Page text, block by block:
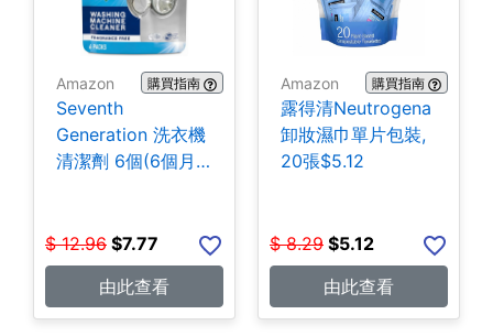
Amazon 購買指南
Seventh
Generation 洗衣機
清潔劑 6個(6個月
$ 12.96 $7.77
由此查看
Amazon 購買指南
露得清Neutrogena
卸妝濕巾單片包裝,
20張$5.12
$ 8.29 $5.12
由此查看